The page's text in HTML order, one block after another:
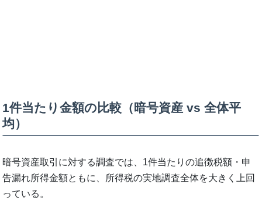
1件当たり金額の比較（暗号資産 vs 全体平
均）
暗号資産取引に対する調査では、1件当たりの追徴税額・申
告漏れ所得金額ともに、所得税の実地調査全体を大きく上回
っている。